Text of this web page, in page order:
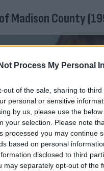
Process My Personal
out of the sale, sharing to
personal or sensitive
by us, please use the
your selection. Please note
processed you may continue
based on personal
disclosed to third
may separately opt-out of the
Madison County